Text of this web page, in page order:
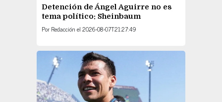
Detención de Ángel Aguirre no es
tema político: Sheinbaum
Por Redacción el 2026-08-07T21:27:49